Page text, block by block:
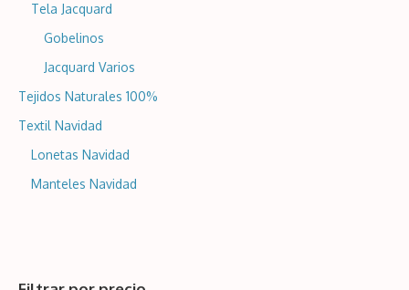
Tela Jacquard
Gobelinos
Jacquard Varios
Tejidos Naturales 100%
Textil Navidad
Lonetas Navidad
Manteles Navidad